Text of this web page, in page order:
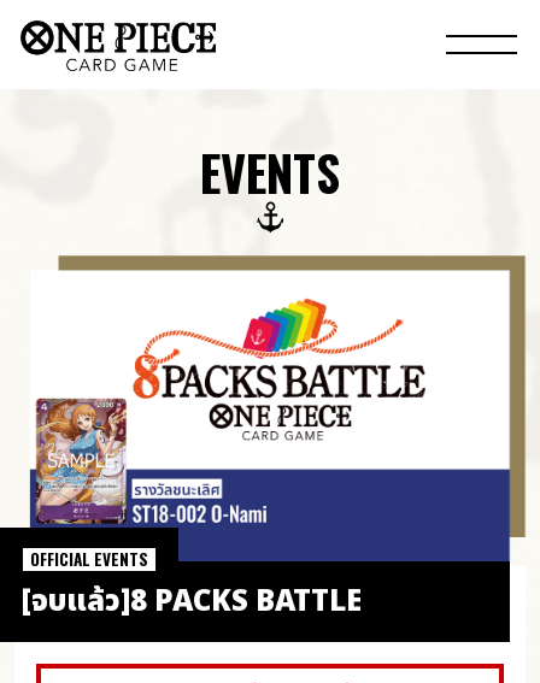
EVENTS
[จบแล้ว]8 PACKS BATTLE
OFFICIAL EVENTS